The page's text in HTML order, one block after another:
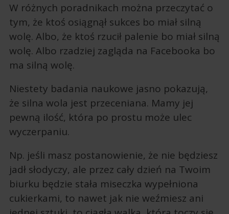
W różnych poradnikach można przeczytać o
tym, że ktoś osiągnął sukces bo miał silną
wolę. Albo, że ktoś rzucił palenie bo miał silną
wolę. Albo rzadziej zagląda na Facebooka bo
ma silną wolę.
Niestety badania naukowe jasno pokazują,
że silna wola jest przeceniana. Mamy jej
pewną ilość, która po prostu może ulec
wyczerpaniu.
Np. jeśli masz postanowienie, że nie będziesz
jadł słodyczy, ale przez cały dzień na Twoim
biurku będzie stała miseczka wypełniona
cukierkami, to nawet jak nie weźmiesz ani